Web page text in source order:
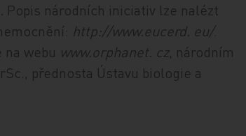
Popis národních iniciativ lze nalézt
http://www.eucerd. eu/.
webu www.orphanet. cz, národním
přednosta Ústavu biologie a